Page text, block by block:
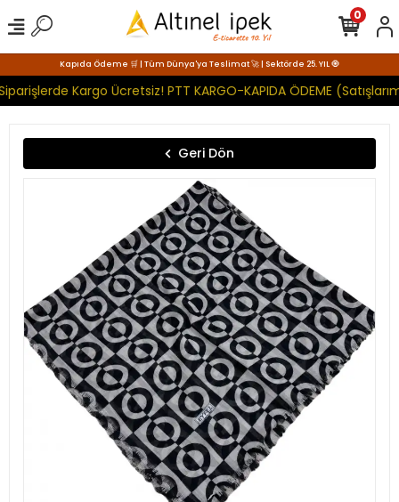
Kapıda Ödeme 🛒 | Tüm Dünya'ya Teslimat 🚀 | Sektörde 25. YIL 🧿
Kargo Ücretsiz! PTT KARGO-KAPIDA ÖDEME
0
Geri Dön